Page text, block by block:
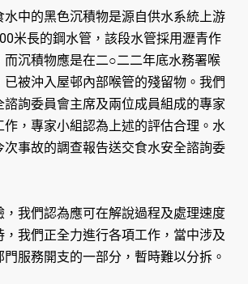
中的黑色沉積物是源自供水系統上游
米長的鋼水管，該段水管採用瀝青作
而沉積物應是在二○二二年底水務署喉
被沖入屋邨內部喉管的殘留物。我們
諮詢委員會主席及兩位成員組成的專家
作，專家小組認為上述的評估合理。水
次事故的調查報告送交食水安全諮詢委
我們認為應可在解說過程及處理速度
，我們正全力進行各項工作，當中涉及
服務開支的一部分，暫時難以分拆。